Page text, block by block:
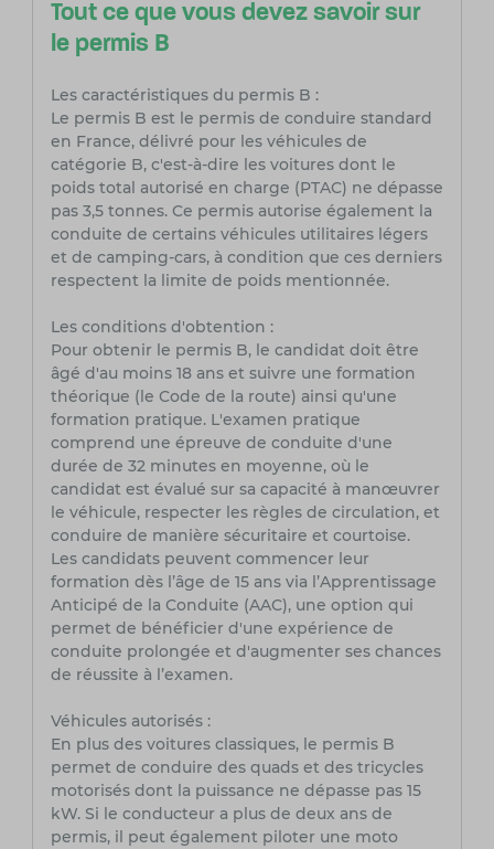
Tout ce que vous devez savoir sur
le permis B
Les caractéristiques du permis B :
Le permis B est le permis de conduire standard
en France, délivré pour les véhicules de
catégorie B, c'est-à-dire les voitures dont le
poids total autorisé en charge (PTAC) ne dépasse
pas 3,5 tonnes. Ce permis autorise également la
conduite de certains véhicules utilitaires légers
et de camping-cars, à condition que ces derniers
respectent la limite de poids mentionnée.
Les conditions d'obtention :
Pour obtenir le permis B, le candidat doit être
âgé d'au moins 18 ans et suivre une formation
théorique (le Code de la route) ainsi qu'une
formation pratique. L'examen pratique
comprend une épreuve de conduite d'une
durée de 32 minutes en moyenne, où le
candidat est évalué sur sa capacité à manœuvrer
le véhicule, respecter les règles de circulation, et
conduire de manière sécuritaire et courtoise.
Les candidats peuvent commencer leur
formation dès l’âge de 15 ans via l’Apprentissage
Anticipé de la Conduite (AAC), une option qui
permet de bénéficier d'une expérience de
conduite prolongée et d'augmenter ses chances
de réussite à l’examen.
Véhicules autorisés :
En plus des voitures classiques, le permis B
permet de conduire des quads et des tricycles
motorisés dont la puissance ne dépasse pas 15
kW. Si le conducteur a plus de deux ans de
permis, il peut également piloter une moto